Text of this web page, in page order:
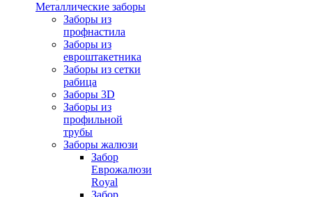
Металлические заборы
Заборы из
профнастила
Заборы из
евроштакетника
Заборы из сетки
рабица
Заборы 3D
Заборы из
профильной
трубы
Заборы жалюзи
Забор
Еврожалюзи
Royal
Забор